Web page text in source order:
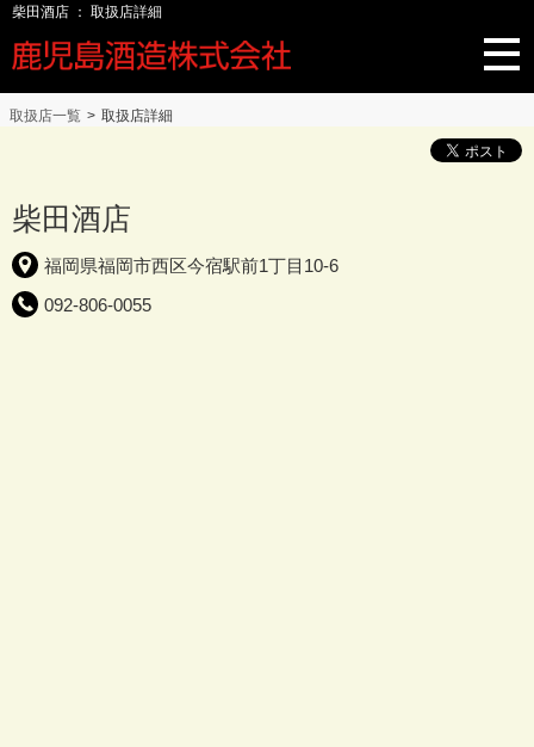
柴田酒店 ： 取扱店詳細
取扱店一覧 取扱店詳細
柴田酒店
福岡県福岡市西区今宿駅前1丁目10-6
092-806-0055